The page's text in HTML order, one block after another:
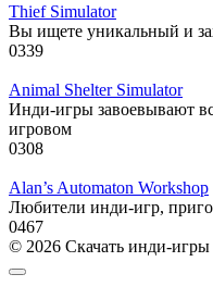
Thief Simulator
Вы ищете уникальный и
0339
Animal Shelter Simulator
Инди-игры завоевывают
игровом
0308
Alan’s Automaton Workshop
Любители инди-игр,
0467
© 2026 Скачать инди-игры